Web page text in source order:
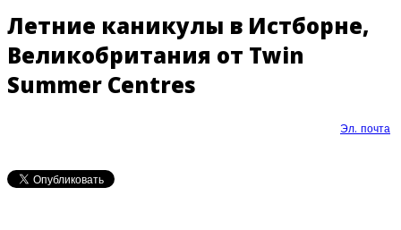
Летние каникулы в Истборне,
Великобритания от Twin
Summer Centres
Эл. почта